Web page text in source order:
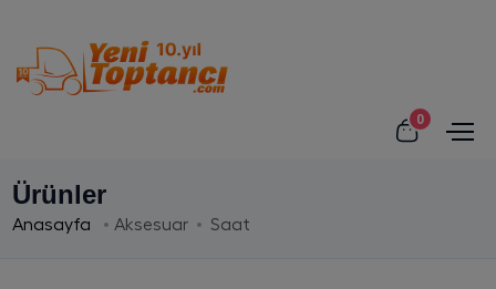
0
Ürünler
Anasayfa Aksesuar Saat